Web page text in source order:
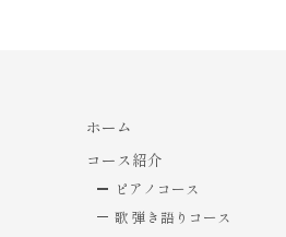
ホーム
コース紹介
ピアノコース
歌 弾き語りコース